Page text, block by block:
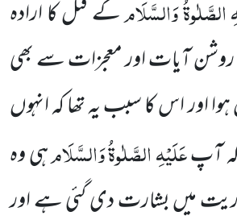
الصَّلٰوۃُ وَالسَّلَامکے قتل کا ارادہ
روشن آیات اور معجزات سے بھی
ہوا اور اس کا سبب یہ تھا کہ انہوں
کہ آپعَلَیْہِ الصَّلٰوۃُ وَالسَّلَامہی وہ
میں بشارت دی گئی ہے اور